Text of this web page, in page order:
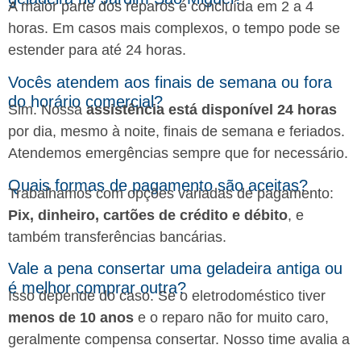
A maior parte dos reparos é concluída em 2 a 4
horas. Em casos mais complexos, o tempo pode se
estender para até 24 horas.
Vocês atendem aos finais de semana ou fora
do horário comercial?
Sim. Nossaassistência está disponível 24 horas
por dia, mesmo à noite, finais de semana e feriados.
Atendemos emergências sempre que for necessário.
Quais formas de pagamento são aceitas?
Trabalhamos com opções variadas de pagamento:
Pix, dinheiro, cartões de crédito e débito, e
também transferências bancárias.
Vale a pena consertar uma geladeira antiga ou
é melhor comprar outra?
Isso depende do caso. Se o eletrodoméstico tiver
menos de 10 anos e o reparo não for muito caro,
geralmente compensa consertar. Nosso time avalia a